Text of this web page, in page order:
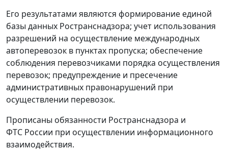
Его результатами являются формирование единой
базы данных Ространснадзора; учет использования
разрешений на осуществление международных
автоперевозок в пунктах пропуска; обеспечение
соблюдения перевозчиками порядка осуществления
перевозок; предупреждение и пресечение
административных правонарушений при
осуществлении перевозок.
Прописаны обязанности Ространснадзора и
ФТС России при осуществлении информационного
взаимодействия.